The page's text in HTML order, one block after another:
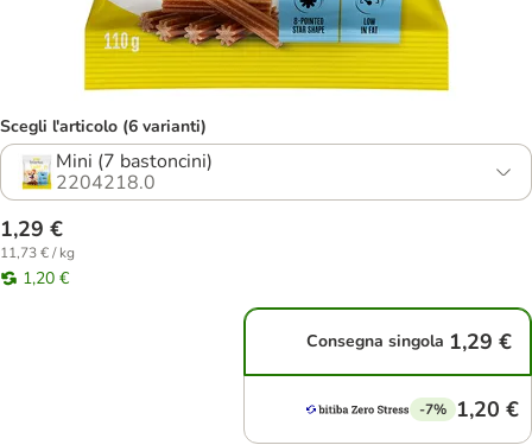
Scegli l'articolo (6 varianti)
Mini (7 bastoncini)
2204218.0
1,29 €
11,73 € / kg
1,20 €
Consegna singola 1,29 €
-7% 1,20 €